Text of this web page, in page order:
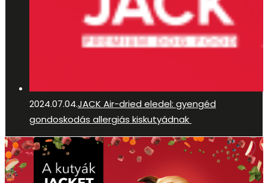
2024.07.04.JACK Air-dried eledel: gyengéd
gondoskodás allergiás kiskutyádnak